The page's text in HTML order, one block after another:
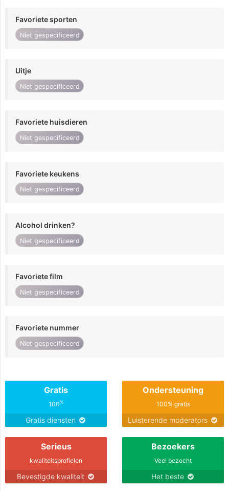
Favoriete sporten
Niet gespecificeerd
Uitje
Niet gespecificeerd
Favoriete huisdieren
Niet gespecificeerd
Favoriete keukens
Niet gespecificeerd
Alcohol drinken?
Niet gespecificeerd
Favoriete film
Niet gespecificeerd
Favoriete nummer
Niet gespecificeerd
Gratis
100%
Gratis diensten
Ondersteuning
100% gratis
Luisterende moderators
Serieus
kwaliteitsprofielen
Bevestigde kwaliteit
Bezoekers
Veel bezocht
Het beste